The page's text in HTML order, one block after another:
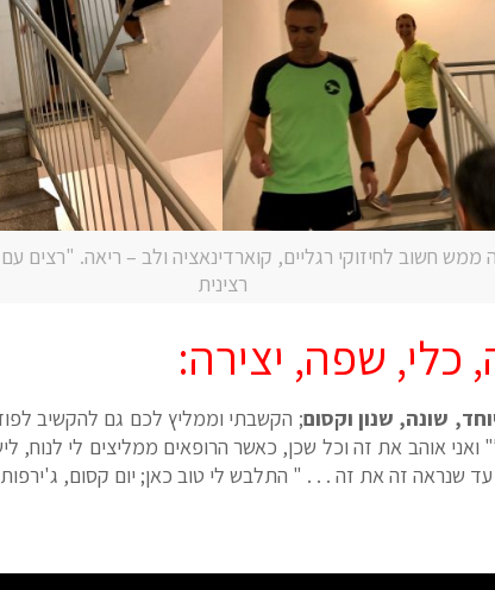
ממש חשוב לחיזוקי רגליים, קוארדינאציה ולב – ריאה. "רצים
רצינית
כלי, שפה, יצירה:
שונה, שנון וקסום; הקשבתי וממליץ לכם גם להקשיב
אוהב את זה וכל שכן, כאשר הרופאים ממליצים לי לנוח,
שנראה זה את זה . . . " התלבש לי טוב כאן; יום קסום,